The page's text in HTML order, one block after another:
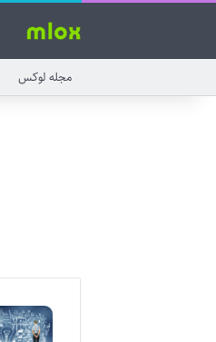
مجله لوکس